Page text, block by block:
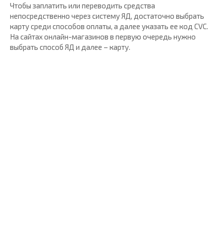
Чтобы заплатить или переводить средства
непосредственно через систему ЯД, достаточно выбрать
карту среди способов оплаты, а далее указать ее код CVC.
На сайтах онлайн-магазинов в первую очередь нужно
выбрать способ ЯД и далее – карту.